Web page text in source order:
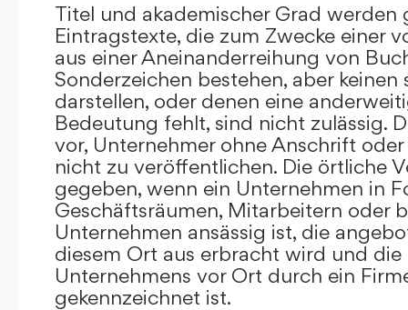
Titel und akademischer Grad werden
Eintragstexte, die zum Zwecke einer
aus einer Aneinanderreihung von
Sonderzeichen bestehen, aber keinen
darstellen, oder denen eine
Bedeutung fehlt, sind nicht zulässig.
vor, Unternehmer ohne Anschrift
nicht zu veröffentlichen. Die örtliche
gegeben, wenn ein Unternehmen in
Geschäftsräumen, Mitarbeitern oder
Unternehmen ansässig ist, die
diesem Ort aus erbracht wird und die
Unternehmens vor Ort durch ein
gekennzeichnet ist.